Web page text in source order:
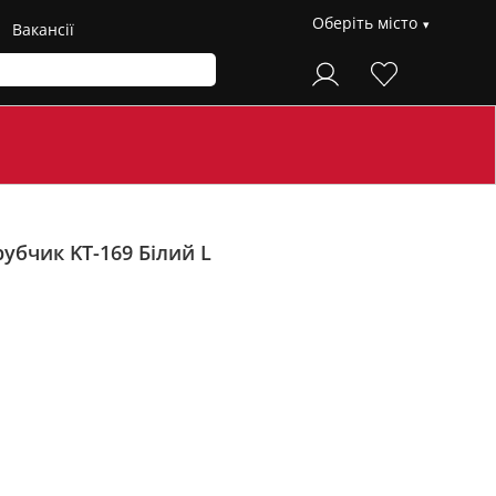
Вакансії Оберіть місто
KT-169 Білий L